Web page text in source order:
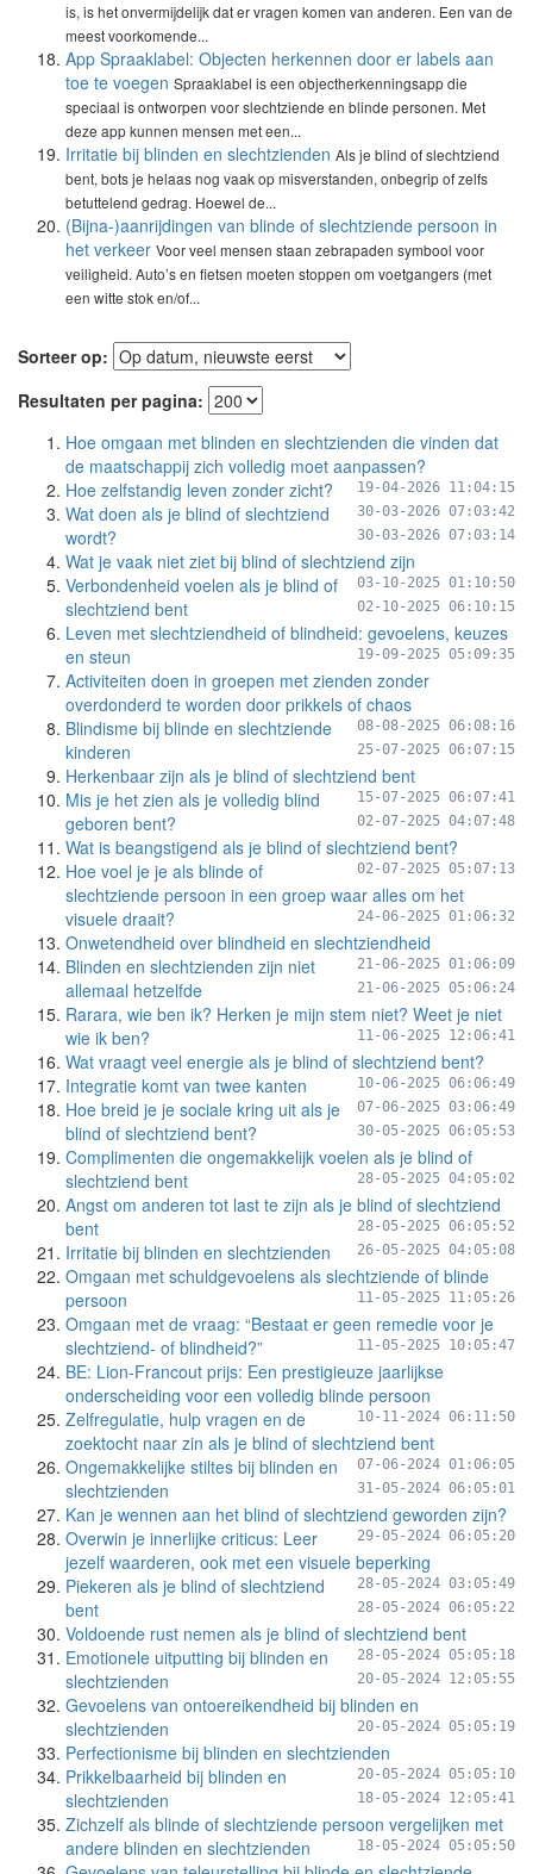
is, is het onvermijdelijk dat er vragen komen van anderen. Een van de
meest voorkomende...
App Spraaklabel: Objecten herkennen door er labels aan
toe te voegen Spraaklabel is een objectherkenningsapp die
speciaal is ontworpen voor slechtziende en blinde personen. Met
deze app kunnen mensen met een...
Irritatie bij blinden en slechtzienden Als je blind of slechtziend
bent, bots je helaas nog vaak op misverstanden, onbegrip of zelfs
betuttelend gedrag. Hoewel de...
(Bijna-)aanrijdingen van blinde of slechtziende persoon in
het verkeer Voor veel mensen staan zebrapaden symbool voor
veiligheid. Auto’s en fietsen moeten stoppen om voetgangers (met
een witte stok en/of...
Sorteer op:
Resultaten per pagina:
Hoe omgaan met blinden en slechtzienden die vinden dat
de maatschappij zich volledig moet aanpassen?
19-04-2026 11:04:15
Hoe zelfstandig leven zonder zicht?
30-03-2026 07:03:42
Wat doen als je blind of slechtziend
wordt?
30-03-2026 07:03:14
Wat je vaak niet ziet bij blind of slechtziend zijn
03-10-2025 01:10:50
Verbondenheid voelen als je blind of
slechtziend bent
02-10-2025 06:10:15
Leven met slechtziendheid of blindheid: gevoelens, keuzes
en steun
19-09-2025 05:09:35
Activiteiten doen in groepen met zienden zonder
overdonderd te worden door prikkels of chaos
08-08-2025 06:08:16
Blindisme bij blinde en slechtziende
kinderen
25-07-2025 06:07:15
Herkenbaar zijn als je blind of slechtziend bent
15-07-2025 06:07:41
Mis je het zien als je volledig blind
geboren bent?
02-07-2025 04:07:48
Wat is beangstigend als je blind of slechtziend bent?
02-07-2025 05:07:13
Hoe voel je je als blinde of
slechtziende persoon in een groep waar alles om het
visuele draait?
24-06-2025 01:06:32
Onwetendheid over blindheid en slechtziendheid
21-06-2025 01:06:09
Blinden en slechtzienden zijn niet
allemaal hetzelfde
21-06-2025 05:06:24
Rarara, wie ben ik? Herken je mijn stem niet? Weet je niet
wie ik ben?
11-06-2025 12:06:41
Wat vraagt veel energie als je blind of slechtziend bent?
10-06-2025 06:06:49
Integratie komt van twee kanten
07-06-2025 03:06:49
Hoe breid je je sociale kring uit als je
blind of slechtziend bent?
30-05-2025 06:05:53
Complimenten die ongemakkelijk voelen als je blind of
slechtziend bent
28-05-2025 04:05:02
Angst om anderen tot last te zijn als je blind of slechtziend
bent
28-05-2025 06:05:52
Irritatie bij blinden en slechtzienden 26-05-2025 04:05:08
Omgaan met schuldgevoelens als slechtziende of blinde
persoon
11-05-2025 11:05:26
Omgaan met de vraag: “Bestaat er geen remedie voor je
slechtziend- of blindheid?”
11-05-2025 10:05:47
BE: Lion-Francout prijs: Een prestigieuze jaarlijkse
onderscheiding voor een volledig blinde persoon
10-11-2024 06:11:50
Zelfregulatie, hulp vragen en de
zoektocht naar zin als je blind of slechtziend bent
07-06-2024 01:06:05
Ongemakkelijke stiltes bij blinden en
slechtzienden
31-05-2024 06:05:01
Kan je wennen aan het blind of slechtziend geworden zijn?
29-05-2024 06:05:20
Overwin je innerlijke criticus: Leer
jezelf waarderen, ook met een visuele beperking
28-05-2024 03:05:49
Piekeren als je blind of slechtziend
bent
28-05-2024 06:05:22
Voldoende rust nemen als je blind of slechtziend bent
28-05-2024 05:05:18
Emotionele uitputting bij blinden en
slechtzienden
20-05-2024 12:05:55
Gevoelens van ontoereikendheid bij blinden en
slechtzienden
20-05-2024 05:05:19
Perfectionisme bij blinden en slechtzienden
20-05-2024 05:05:10
Prikkelbaarheid bij blinden en
slechtzienden
18-05-2024 12:05:41
Zichzelf als blinde of slechtziende persoon vergelijken met
andere blinden en slechtzienden
18-05-2024 05:05:50